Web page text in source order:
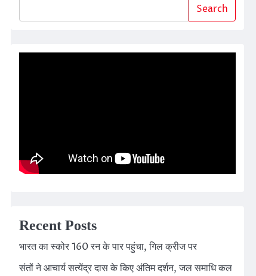
Search
Recent Posts
भारत का स्कोर 160 रन के पार पहुंचा, गिल क्रीज पर
संतों ने आचार्य सत्येंद्र दास के किए अंतिम दर्शन, जल समाधि कल